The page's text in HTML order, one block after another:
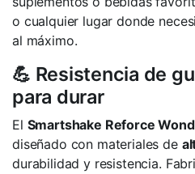
o cualquier lugar donde
al máximo.
💪 Resistencia de
para durar
El Smartshake Reforce
diseñado con materiales de
durabilidad y resistencia.